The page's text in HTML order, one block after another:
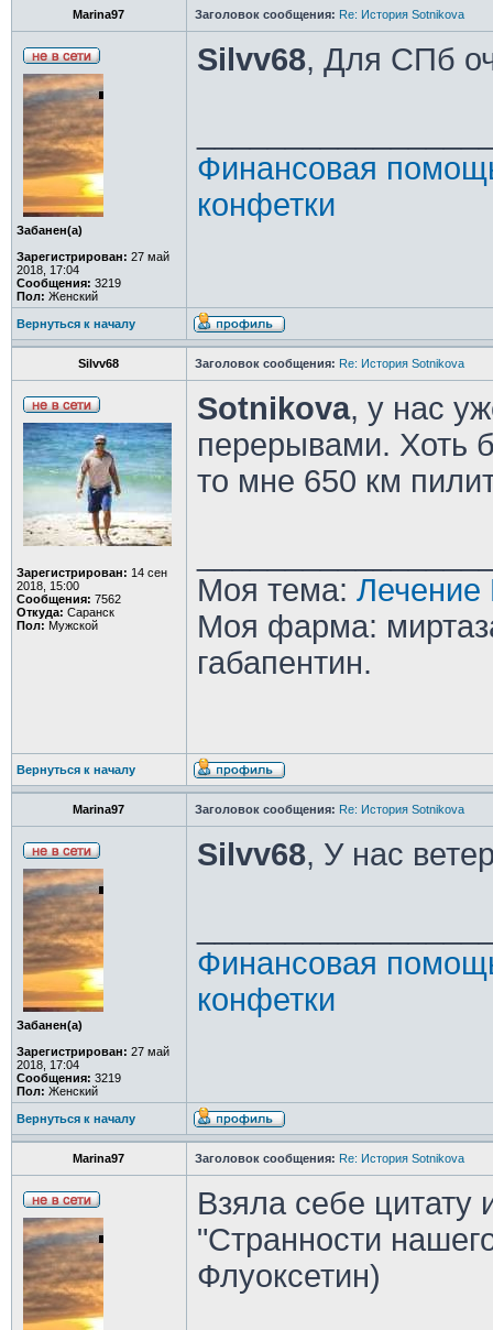
Marina97 Заголовок сообщения: Re: История Sotnikova
Забанен(а)
Зарегистрирован: 27 май
2018, 17:04
Сообщения: 3219
Пол: Женский
Silvv68, Для СПб
Финансовая
конфетки
Вернуться к началу
Silvv68 Заголовок сообщения: Re: История Sotnikova
Зарегистрирован: 14 сен
2018, 15:00
Сообщения: 7562
Откуда: Саранск
Пол: Мужской
Sotnikova, у нас
перерывами. Хоть
то мне 650 км
Моя тема:
Моя фарма:
габапентин.
Вернуться к началу
Marina97 Заголовок сообщения: Re: История Sotnikova
Забанен(а)
Зарегистрирован: 27 май
2018, 17:04
Сообщения: 3219
Пол: Женский
Silvv68, У нас
Финансовая
конфетки
Вернуться к началу
Marina97 Заголовок сообщения: Re: История Sotnikova
Взяла себе цитату
"Странности
Флуоксетин)